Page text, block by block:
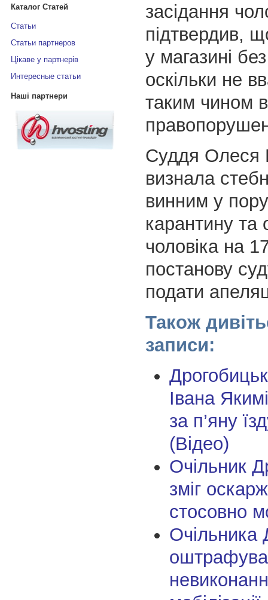
Каталог Статей
Статьи
Статьи партнеров
Цікаве у партнерів
Интересные статьи
Наші партнери
засідання
підтвердив,
у магазині
оскільки не
таким чином
Суддя Олеся
визнала
винним у
карантину
чоловіка на
постанову
подати
Також
записи:
Івана
за п’яну
(Відео)
Очільник
зміг
стосовно
Очільника